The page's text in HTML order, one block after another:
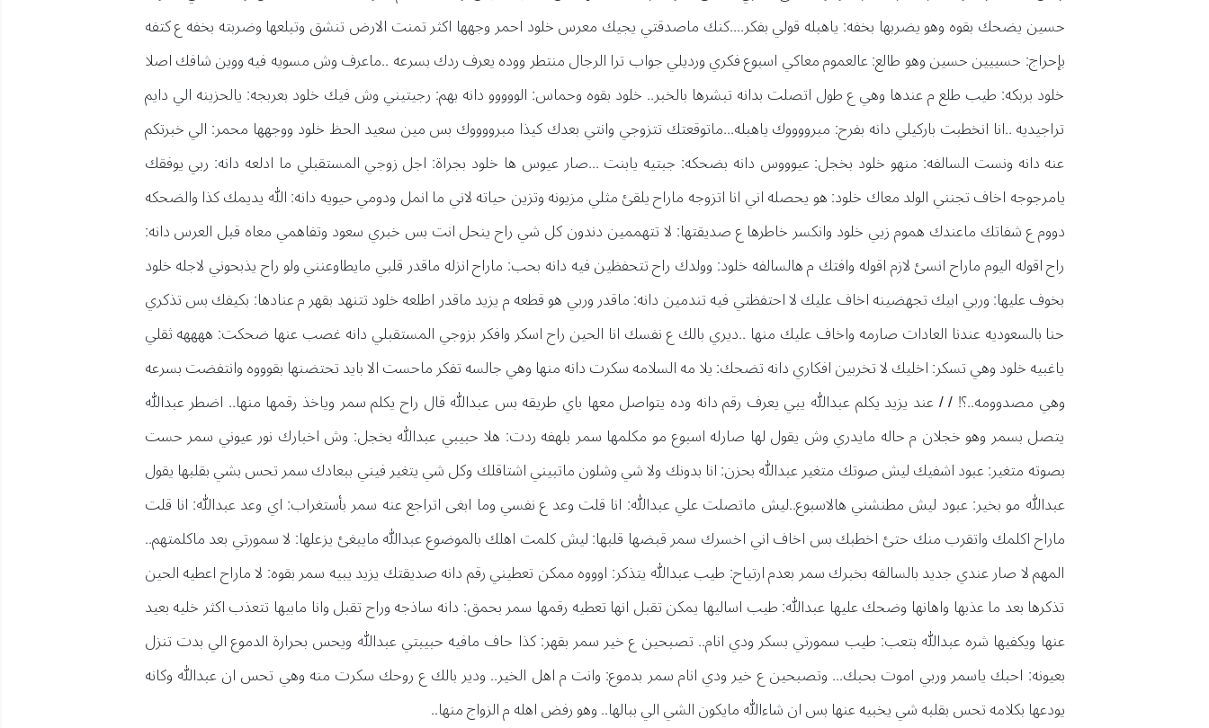
حسين يضحك بقوه وهو يضربها بخفه: ياهبله قولي بفكر....كنك ماصدقتي يجيك معرس خلود احمر وجهها اكثر تمنت الارض تنشق وتبلعها وضربته بخفه ع كتفه
بإحراج: حسييين حسين وهو طالع: عالعموم معاكي اسبوع فكري ورديلي جواب ترا الرجال منتطر ووده يعرف ردك بسرعه ..ماعرف وش مسويه فيه ووين شافك اصلا
خلود بربكه: طيب طلع م عندها وهي ع طول اتصلت بدانه تبشرها بالخبر.. خلود بقوه وحماس: الووووو دانه بهم: رجيتيني وش فيك خلود بعربجه: يالحزينه الي دايم
تراجيديه ..انا انخطبت باركيلي دانه بفرح: مبرووووك ياهبله...ماتوقعتك تتزوجي وانتي بعدك كيذا مبرووووك بس مين سعيد الحظ خلود ووجهها محمر: الي خبرتكم
عنه دانه ونست السالفه: منهو خلود بخجل: عيوووس دانه بضحكه: جبتيه يابنت ...صار عيوس ها خلود بجراة: اجل زوجي المستقبلي ما ادلعه دانه: ربي يوفقك
يامرجوجه اخاف تجنني الولد معاك خلود: هو يحصله اني انا اتزوجه ماراح يلقئ مثلي مزيونه وتزين حياته لاني ما انمل ودومي حيويه دانه: الله يديمك كذا والضحكه
دووم ع شفاتك ماعندك هموم زيي خلود وانكسر خاطرها ع صديقتها: لا تتهممين دندون كل شي راح ينحل انت بس خبري سعود وتفاهمي معاه قبل العرس دانه:
راح اقوله اليوم ماراح انسئ لازم اقوله وافتك م هالسالفه خلود: وولدك راح تتحفظين فيه دانه بحب: ماراح انزله ماقدر قلبي مايطاوعنني ولو راح يذبحوني لاجله خلود
بخوف عليها: وربي ابيك تجهضينه اخاف عليك لا احتفظتي فيه تندمين دانه: ماقدر وربي هو قطعه م يزيد ماقدر اطلعه خلود تتنهد بقهر م عنادها: بكيفك بس تذكري
حنا بالسعوديه عندنا العادات صارمه واخاف عليك منها ..ديري بالك ع نفسك انا الحين راح اسكر وافكر بزوجي المستقبلي دانه غصب عنها ضحكت: ههههه ثقلي
ياغبيه خلود وهي تسكر: اخليك لا تخربين افكاري دانه تضحك: يلا مه السلامه سكرت دانه منها وهي جالسه تفكر ماحست الا بايد تحتضنها بقوووه وانتفضت بسرعه
وهي مصدوومه..؟! / / عند يزيد يكلم عبدالله يبي يعرف رقم دانه وده يتواصل معها باي طريقه بس عبدالله قال راح يكلم سمر وياخذ رقمها منها.. اضطر عبدالله
يتصل بسمر وهو خجلان م حاله مايدري وش يقول لها صارله اسبوع مو مكلمها سمر بلهفه ردت: هلا حبيبي عبدالله بخجل: وش اخبارك نور عيوني سمر حست
بصوته متغير: عبود اشفيك ليش صوتك متغير عبدالله بحزن: انا بدونك ولا شي وشلون ماتبيني اشتاقلك وكل شي يتغير فيني ببعادك سمر تحس بشي بقلبها يقول
عبدالله مو بخير: عبود ليش مطنشني هالاسبوع..ليش ماتصلت علي عبدالله: انا قلت وعد ع نفسي وما ابغى اتراجع عنه سمر بأستغراب: اي وعد عبدالله: انا قلت
ماراح اكلمك واتقرب منك حتئ اخطبك بس اخاف اني اخسرك سمر قبضها قلبها: ليش كلمت اهلك بالموضوع عبدالله مايبغئ يزعلها: لا سمورتي بعد ماكلمتهم..
المهم لا صار عندي جديد بالسالفه بخبرك سمر بعدم ارتياح: طيب عبدالله يتذكر: اوووه ممكن تعطيني رقم دانه صديقتك يزيد يبيه سمر بقوه: لا ماراح اعطيه الحين
تذكرها بعد ما عذبها واهانها وضحك عليها عبدالله: طيب اساليها يمكن تقبل انها تعطيه رقمها سمر بحمق: دانه ساذجه وراح تقبل وانا مابيها تتعذب اكثر خليه بعيد
عنها ويكفيها شره عبدالله بتعب: طيب سمورتي بسكر ودي انام.. تصبحين ع خير سمر بقهر: كذا حاف مافيه حبيبتي عبدالله ويحس بحرارة الدموع الي بدت تنزل
بعيونه: احبك ياسمر وربي اموت بحبك... وتصبحين ع خير ودي انام سمر بدموع: وانت م اهل الخير.. ودير بالك ع روحك سكرت منه وهي تحس ان عبدالله وكانه
يودعها بكلامه تحس بقلبه شي يخبيه عنها بس ان شاءالله مايكون الشي الي ببالها.. وهو رفض اهله م الزواج منها..